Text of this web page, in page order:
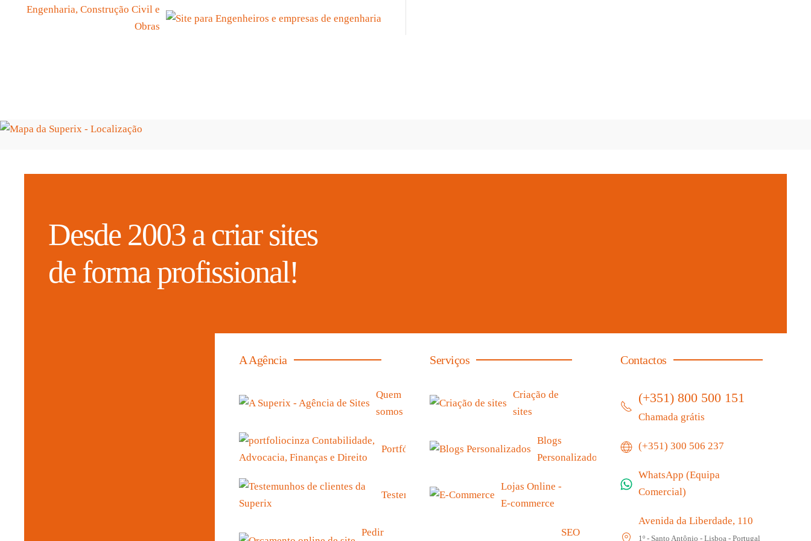
Engenharia, Construção Civil e
Obras
Desde 2003 a criar sites
de forma profissional!
A Agência
Quem
somos
Portfólio
Testemunhos
Pedir
Serviços
Criação de
sites
Blogs
Personalizados
Lojas Online -
E-commerce
SEO
Contactos
(+351) 800 500 151
Chamada grátis
(+351) 300 506 237
WhatsApp (Equipa
Comercial)
Avenida da Liberdade, 110
1º - Santo Antônio - Lisboa - Portugal